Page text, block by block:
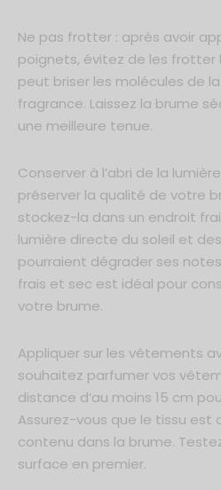
Ne pas frotter : après avoir
poignets, évitez de les frotter
peut briser les molécules de
fragrance. Laissez la brume
une meilleure tenue.
Conserver à l’abri de la
préserver la qualité de votre
stockez-la dans un endroit
lumière directe du soleil et
pourraient dégrader ses
frais et sec est idéal pour
votre brume.
Appliquer sur les vêtements
souhaitez parfumer vos
distance d’au moins 15 cm
Assurez-vous que le tissu est
contenu dans la brume.
surface en premier.